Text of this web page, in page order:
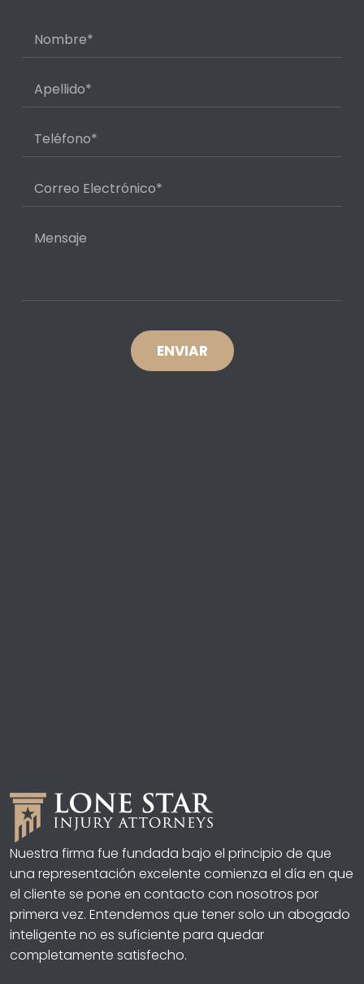
Nuestra firma fue fundada bajo el principio de que
una representación excelente comienza el día en que
el cliente se pone en contacto con nosotros por
primera vez. Entendemos que tener solo un abogado
inteligente no es suficiente para quedar
completamente satisfecho.